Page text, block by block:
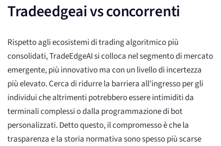
Tradeedgeai vs concorrenti
Rispetto agli ecosistemi di trading algoritmico più
consolidati, TradeEdgeAI si colloca nel segmento di mercato
emergente, più innovativo ma con un livello di incertezza
più elevato. Cerca di ridurre la barriera all'ingresso per gli
individui che altrimenti potrebbero essere intimiditi da
terminali complessi o dalla programmazione di bot
personalizzati. Detto questo, il compromesso è che la
trasparenza e la storia normativa sono spesso più scarse